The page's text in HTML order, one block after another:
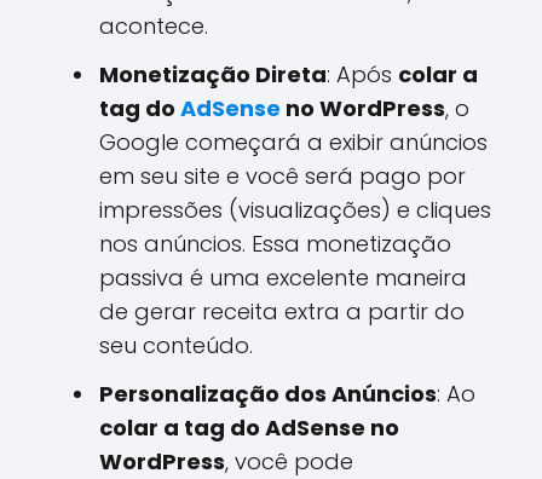
acontece.
Monetização Direta: Após colar a
tag do AdSense no WordPress, o
Google começará a exibir anúncios
em seu site e você será pago por
impressões (visualizações) e cliques
nos anúncios. Essa monetização
passiva é uma excelente maneira
de gerar receita extra a partir do
seu conteúdo.
Personalização dos Anúncios: Ao
colar a tag do AdSense no
WordPress, você pode